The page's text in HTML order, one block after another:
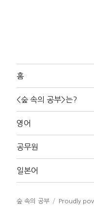
홈
<숲 속의 공부>는?
영어
공무원
일본어
숲 속의 공부 Proudly